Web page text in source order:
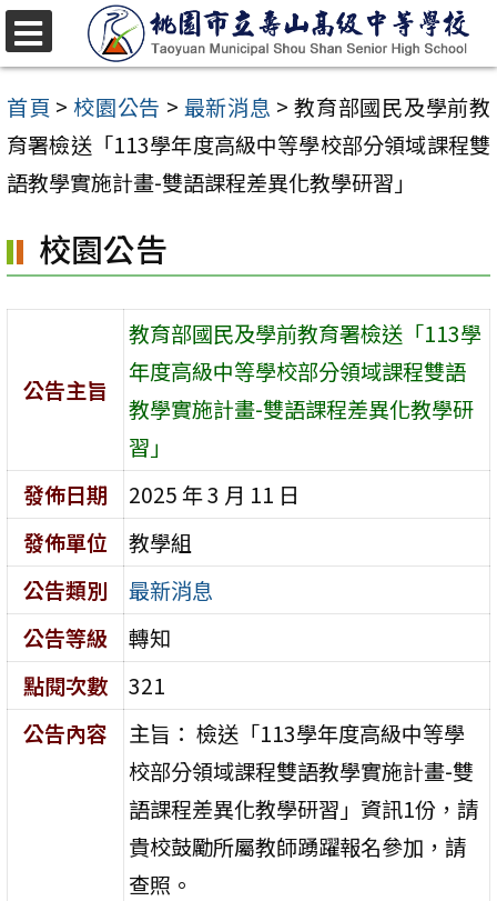
跳
至
主
要
內
區
首頁 > 校園公告 > 最新消息 > 教育部國民及學前教
育署檢送「113學年度高級中等學校部分領域課程雙
語教學實施計畫-雙語課程差異化教學研習」
校園公告
公告主旨
教育部國民及學前教育署檢送「113學
年度高級中等學校部分領域課程雙語
教學實施計畫-雙語課程差異化教學研
習」
發佈日期
2025 年 3 月 11 日
發佈單位
教學組
公告類別
最新消息
公告等級
轉知
點閱次數
321
公告內容
主旨： 檢送「113學年度高級中等學
校部分領域課程雙語教學實施計畫-雙
語課程差異化教學研習」資訊1份，請
貴校鼓勵所屬教師踴躍報名參加，請
查照。
選
單